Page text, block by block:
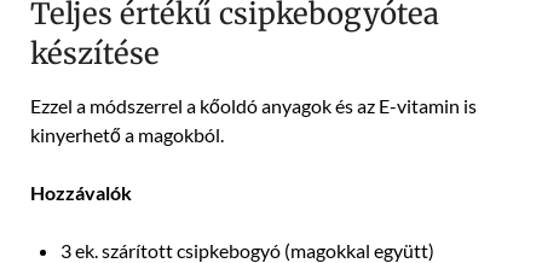
Teljes értékű csipkebogyótea
készítése
Ezzel a módszerrel a kőoldó anyagok és az E-vitamin is
kinyerhető a magokból.
Hozzávalók
3 ek. szárított csipkebogyó (magokkal együtt)